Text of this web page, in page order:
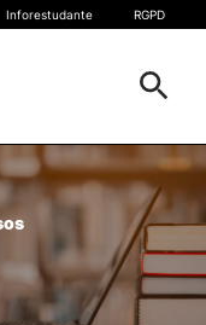
Inforestudante
RGPD
Outros